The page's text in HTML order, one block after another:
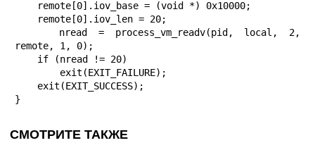
remote, 1, 0);
}
СМОТРИТЕ ТАКЖЕ